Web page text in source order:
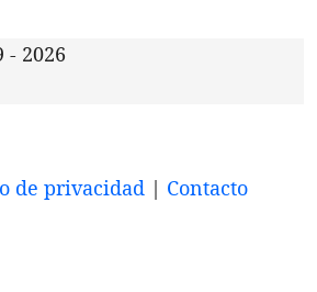
- 2026
de privacidad | Contacto